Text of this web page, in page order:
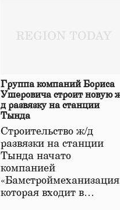
Группа компаний Бориса
Ушеровича строит новую
д развязку на станции
Тында
Строительство ж/д
развязки на станции
Тында начато
компанией
которая входит в…